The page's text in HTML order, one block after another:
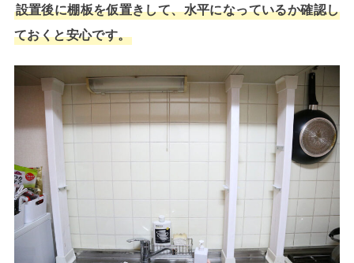
設置後に棚板を仮置きして、水平になっているか確認し
ておくと安心です。